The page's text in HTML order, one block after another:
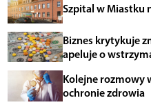
Szpital w Miastku
Biznes krytykuje
apeluje o
Kolejne rozmowy
ochronie zdrowia